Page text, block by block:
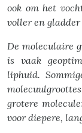
ook om het
voller en
De moleculaire
is vaak
liphuid.
grotere
voor diepere,